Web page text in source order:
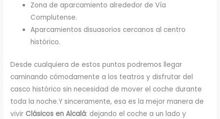
Zona de aparcamiento alrededor de Vía
Complutense.
Aparcamientos disuasorios cercanos al centro
histórico.
Desde cualquiera de estos puntos podremos llegar
caminando cómodamente a los teatros y disfrutar del
casco histórico sin necesidad de mover el coche durante
toda la noche.Y sinceramente, esa es la mejor manera de
vivir Clásicos en Alcalá: dejando el coche a un lado y